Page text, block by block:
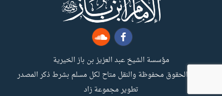
مؤسسة الشيخ عبد العزيز بن باز الخيرية
جميع الحقوق محفوظة والنقل متاح لكل مسلم بشرط ذكر المصدر
تطوير مجموعة زاد